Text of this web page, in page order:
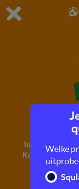
Dit is
In deze quiz
Kom erachter
Welke